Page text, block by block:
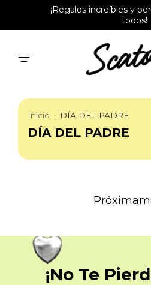
¡Regalos increíbles y
todos!
Inicio DÍA DEL PADRE
DÍA DEL PADRE
¡No Te